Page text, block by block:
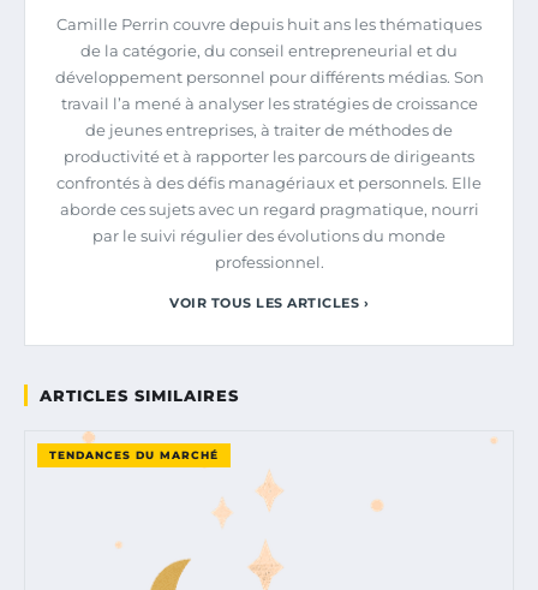
Camille Perrin couvre depuis huit ans les thématiques
de la catégorie, du conseil entrepreneurial et du
développement personnel pour différents médias. Son
travail l’a mené à analyser les stratégies de croissance
de jeunes entreprises, à traiter de méthodes de
productivité et à rapporter les parcours de dirigeants
confrontés à des défis managériaux et personnels. Elle
aborde ces sujets avec un regard pragmatique, nourri
par le suivi régulier des évolutions du monde
professionnel.
VOIR TOUS LES ARTICLES ›
ARTICLES SIMILAIRES
TENDANCES DU MARCHÉ